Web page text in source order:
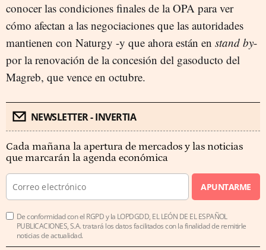
conocer las condiciones finales de la OPA para ver
cómo afectan a las negociaciones que las autoridades
mantienen con Naturgy -y que ahora están en stand by-
por la renovación de la concesión del gasoducto del
Magreb, que vence en octubre.
NEWSLETTER - INVERTIA
Cada mañana la apertura de mercados y las noticias
que marcarán la agenda económica
APUNTARME
De conformidad con el RGPD y la LOPDGDD, EL LEÓN DE EL ESPAÑOL
PUBLICACIONES, S.A. tratará los datos facilitados con la finalidad de remitirle
noticias de actualidad.